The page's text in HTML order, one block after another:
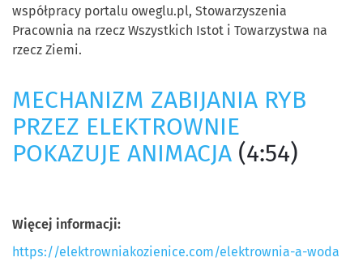
współpracy portalu oweglu.pl, Stowarzyszenia
Pracownia na rzecz Wszystkich Istot i Towarzystwa na
rzecz Ziemi.
MECHANIZM ZABIJANIA RYB
PRZEZ ELEKTROWNIE
POKAZUJE ANIMACJA (4:54)
Więcej informacji:
https://elektrowniakozienice.com/elektrownia-a-woda